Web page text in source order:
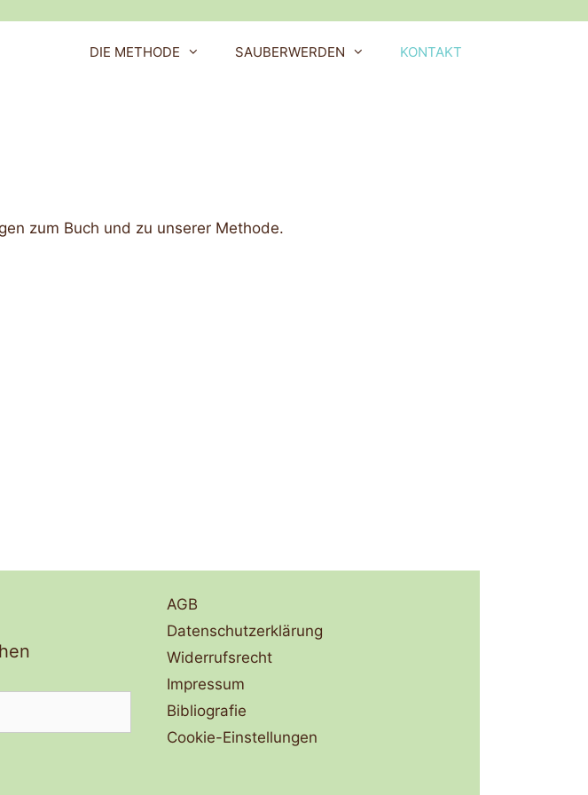
DIE METHODE SAUBERWERDEN KONTAKT
zum Buch und zu unserer Methode.
AGB
Datenschutzerklärung
Widerrufsrecht
Impressum
Bibliografie
Cookie-Einstellungen